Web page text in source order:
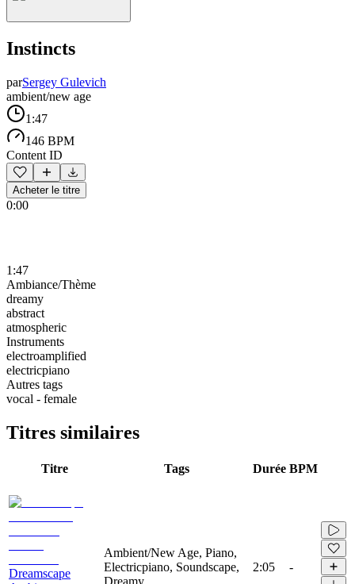
Instincts
parSergey Gulevich
ambient/new age
1:47
146 BPM
Content ID
Acheter le titre
0:00
1:47
Ambiance/Thème
dreamy
abstract
atmospheric
Instruments
electroamplified
electricpiano
Autres tags
vocal - female
Titres similaires
Titre Tags Durée BPM
Dreamscape
Ambient/New Age, Piano,
Electricpiano, Soundscape,
Dreamy
2:05 -